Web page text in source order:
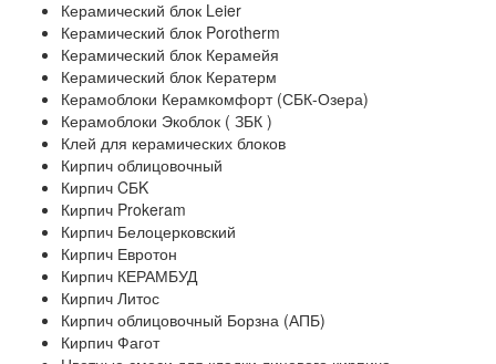
Керамический блок Leier
Керамический блок Porotherm
Керамический блок Керамейя
Керамический блок Кератерм
Керамоблоки Керамкомфорт (СБК-Озера)
Керамоблоки Экоблок ( ЗБК )
Клей для керамических блоков
Кирпич облицовочный
Кирпич CБK
Кирпич Prokeram
Кирпич Белоцерковский
Кирпич Евротон
Кирпич КЕРАМБУД
Кирпич Литос
Кирпич облицовочный Борзна (АПБ)
Кирпич Фагот